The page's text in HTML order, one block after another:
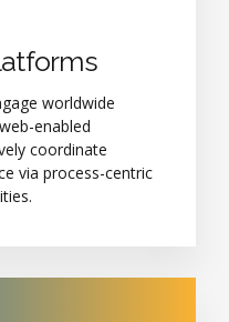
worldwide
enabled
coordinate
via process-centric